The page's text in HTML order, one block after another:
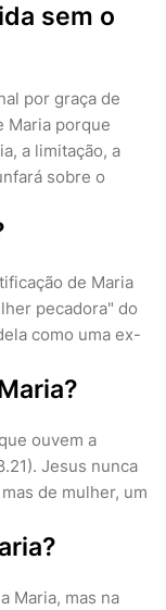
sem o
por graça de
Maria porque
a limitação, a
sobre o
de Maria
pecadora" do
como uma ex-
ouvem a
Jesus nunca
de mulher, um
Maria, mas na